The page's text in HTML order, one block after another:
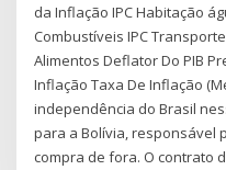
da Inflação IPC Habitação
Combustíveis IPC
Alimentos Deflator Do PIB
Inflação Taxa De Inflação
independência do Brasil
para a Bolívia, responsável
compra de fora. O contrato